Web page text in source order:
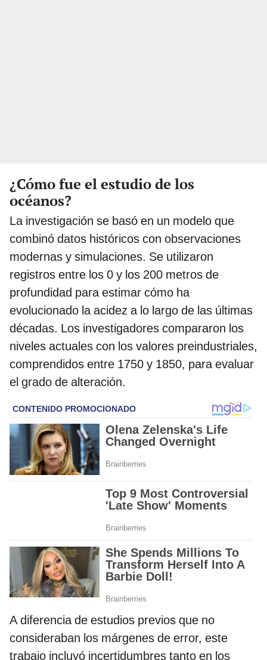
¿Cómo fue el estudio de los
océanos?
La investigación se basó en un modelo que
combinó datos históricos con observaciones
modernas y simulaciones. Se utilizaron
registros entre los 0 y los 200 metros de
profundidad para estimar cómo ha
evolucionado la acidez a lo largo de las últimas
décadas. Los investigadores compararon los
niveles actuales con los valores preindustriales,
comprendidos entre 1750 y 1850, para evaluar
el grado de alteración.
A diferencia de estudios previos que no
consideraban los márgenes de error, este
trabajo incluyó incertidumbres tanto en los